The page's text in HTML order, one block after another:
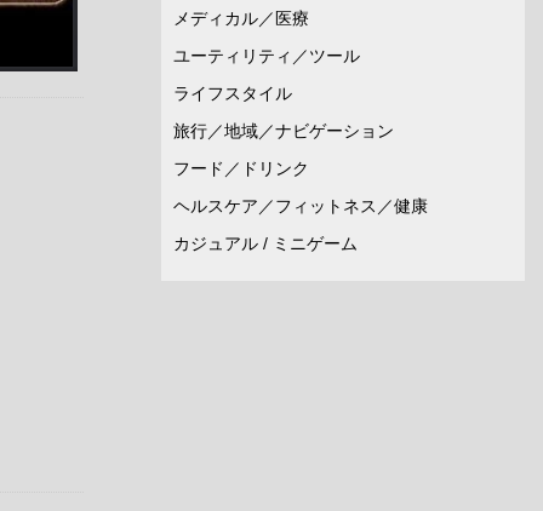
メディカル／医療
ユーティリティ／ツール
ライフスタイル
旅行／地域／ナビゲーション
フード／ドリンク
ヘルスケア／フィットネス／健康
カジュアル / ミニゲーム